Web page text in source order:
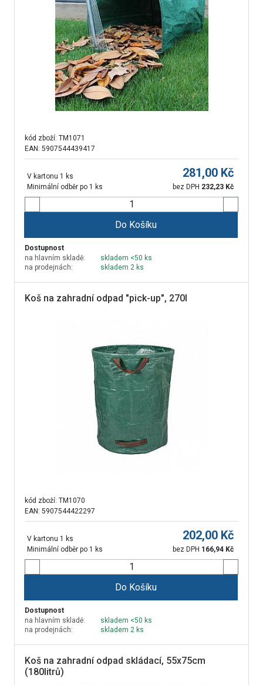
kód zboží: TM1071
EAN: 5907544439417
V kartonu 1 ks
Minimální odběr po 1 ks
281,00 Kč
bez DPH 232,23 Kč
Do Košíku
Dostupnost
na hlavním skladě:
skladem <50 ks
na prodejnách:
skladem 2 ks
Koš na zahradní odpad "pick-up", 270l
kód zboží: TM1070
EAN: 5907544422297
V kartonu 1 ks
Minimální odběr po 1 ks
202,00 Kč
bez DPH 166,94 Kč
Do Košíku
Dostupnost
na hlavním skladě:
skladem <50 ks
na prodejnách:
skladem 2 ks
Koš na zahradní odpad skládací, 55x75cm
(180litrů)